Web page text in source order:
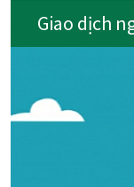
Giao dịch